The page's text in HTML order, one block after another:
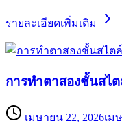
รายละเอียดเพิ่มเติม
การทำตาสองชั้นสไ
เมษายน 22, 2026เม